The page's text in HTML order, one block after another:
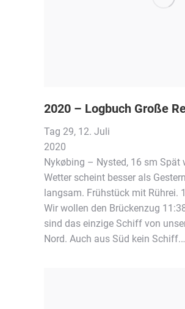
2020 – Logbuch Große
Tag 29, 12. Juli
Nykøbing – Nysted, 16 sm Spät
Wetter scheint besser als
langsam. Frühstück mit Rührei.
Wir wollen den Brückenzug
sind das einzige Schiff von
Nord. Auch aus Süd kein